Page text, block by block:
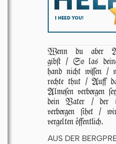
Wenn du aber
gibſt / So las
hand nicht wiſſen /
rechte thut / Auff
Almoſen verborgen
dein Vater / der
verborgen ſihet /
vergelten öffentlich.
AUS DER